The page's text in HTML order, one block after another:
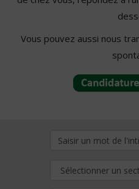
Vous pouvez aussi nous